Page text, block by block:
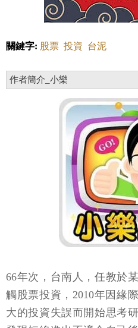
關鍵字: 股票 投資 台泥
作者簡介_小樂
66年次，台南人，任教於
觸股票投資，2010年因緣
大的投資失誤而開始思考